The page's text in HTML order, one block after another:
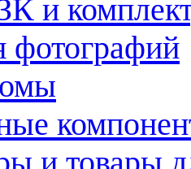
и
фотографий